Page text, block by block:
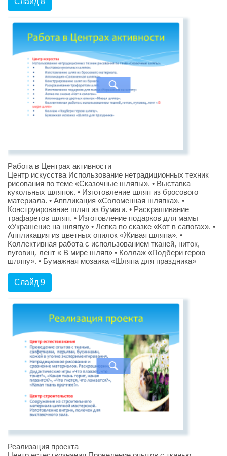
Работа в Центрах активности
Центр искусства Использование нетрадиционных техник
рисования по теме «Сказочные шляпы». • Выставка
кукольных шляпок. • Изготовление шляп из бросового
материала. • Аппликация «Соломенная шляпка». •
Конструирование шляп из бумаги. • Раскрашивание
трафаретов шляп. • Изготовление подарков для мамы
«Украшение на шляпу» • Лепка по сказке «Кот в сапогах». •
Аппликация из цветных опилок «Живая шляпа». •
Коллективная работа с использованием тканей, ниток,
пуговиц, лент « В мире шляп» • Коллаж «Подбери герою
шляпу». • Бумажная мозаика «Шляпа для праздника»
Слайд 9
Реализация проекта